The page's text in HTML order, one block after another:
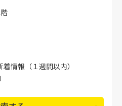
着情報（１週間以内）